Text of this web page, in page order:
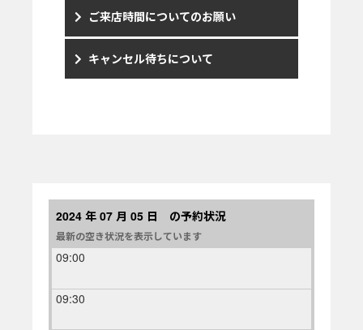
ご来店時間についてのお願い
キャンセル待ちについて
2024 年 07 月 05 日 の予約状況
最新の空き状況を表示しています
09:00
09:30